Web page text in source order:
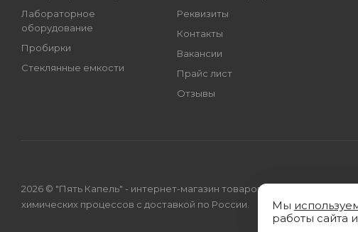
Лабораторное
оборудование
Пробирки
Стеклянные емкости
Реквизиты
Контакты
Вакансии
Прайс лист
Отзывы
2026 © "Пять Капель" - интернет-магазин товаров для
химических процессов с доставкой по России.
Мы
работы сайта